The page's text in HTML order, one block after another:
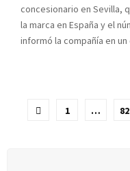
concesionario en Sevilla,
la marca en España y el
informó la compañía en
Paginación
1 … 82